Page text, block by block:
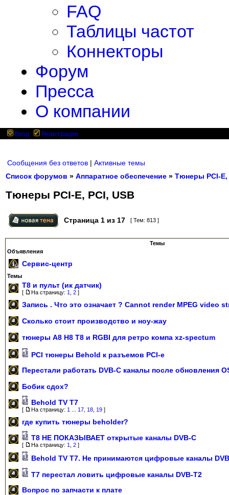
FAQ
Таблицы частот
Коннекторы
Форум
Пресса
О компании
Вход Регистрация
Сообщения без ответов | Активные темы
Список форумов » Аппаратное обеспечение » Тюнеры PCI-E,
Тюнеры PCI-E, PCI, USB
Страница 1 из 17 [ Тем: 813 ]
Темы
Объявления
Сервис-центр
Темы
Т8 и пульт (ик датчик)
[ На страницу: 1 2 ]
Запись . Что это означает ? Cannot render MPEG video
Сколько стоит производство и ноу-жау
тюнеры A8 H8 T8 и RGBI для ретро компа xz-spectum
РСI тюнеры Behold к разъемов РСI-е
Перестали работать DVB-C каналы после обновления
Бобик сдох?
Behold TV T7
[ На страницу: 1 17 18 19 ]
где купить тюнеры beholder?
T8 НЕ ПОКАЗЫВАЕТ открытые каналы DVB-C
[ На страницу: 1 2 ]
Behold TV T7. Не принимаются цифровые каналы
Т7 перестал ловить цифровые каналы DVB-T2
Вопрос по запчасти к плате